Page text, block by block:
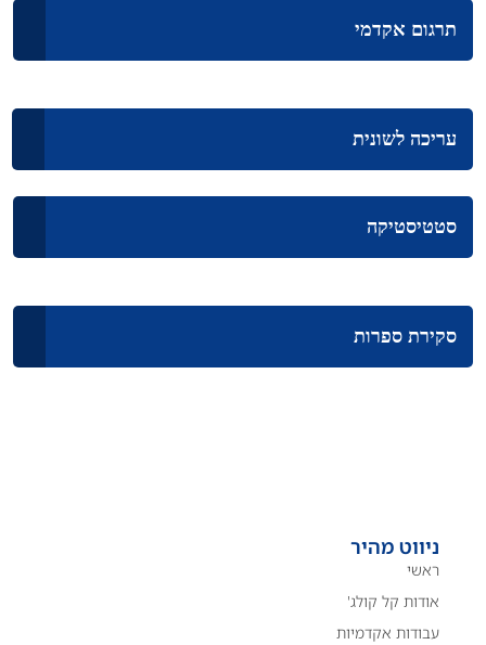
תרגום אקדמי
עריכה לשונית
סטטיסטיקה
סקירת ספרות
ניווט מהיר
ראשי
אודות קל קולג'
עבודות אקדמיות